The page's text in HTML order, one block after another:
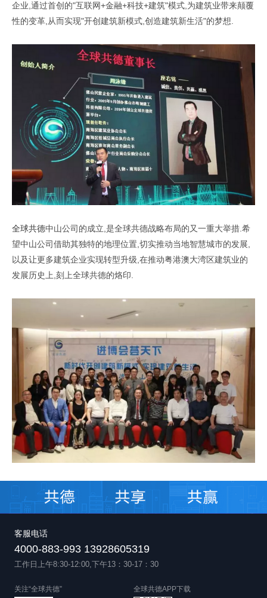
企业,通过首创的"互联网+金融+科技+建筑"模式,为建筑业带来颠覆
性的变革,从而实现"开创建筑新模式,创造建筑新生活"的梦想.
全球共德中山公司的成立,是全球共德战略布局的又一重大举措.希
望中山公司借助其独特的地理位置,切实推动当地智慧城市的发展,
以及让更多建筑企业实现转型升级,在推动粤港澳大湾区建筑业的
发展历史上,刻上全球共德的烙印.
客服电话
4000-883-993 13928605319
工作日上午8:30-12:00,下午13：30-17：30
关注“全球共德” 全球共德APP下载